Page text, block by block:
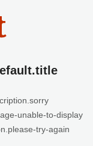
unable-to-display
try-again